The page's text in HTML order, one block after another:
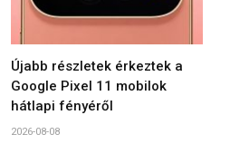
Újabb részletek érkeztek a
Google Pixel 11 mobilok
hátlapi fényéről
2026-08-08